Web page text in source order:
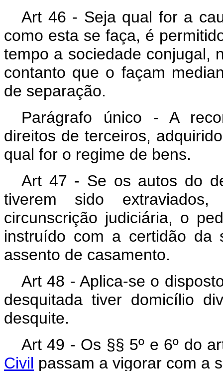
Art 46 - Seja qual for a
como esta se faça, é
tempo a sociedade conjugal,
contanto que o façam
de separação.
Parágrafo único - A
direitos de terceiros,
qual for o regime de bens.
Art 47 - Se os autos do
tiverem sido
circunscrição judiciária, o
instruído com a certidão da
assento de casamento.
Art 48 - Aplica-se o
desquitada tiver domicílio
desquite.
Art 49 - Os §§ 5º e 6º do
Civil passam a vigorar com a